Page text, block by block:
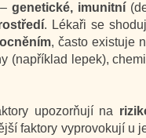
genetické, imunitní
. Lékaři se
, často existuje
(například lepek),
upozorňují na
faktory vyprovokují u